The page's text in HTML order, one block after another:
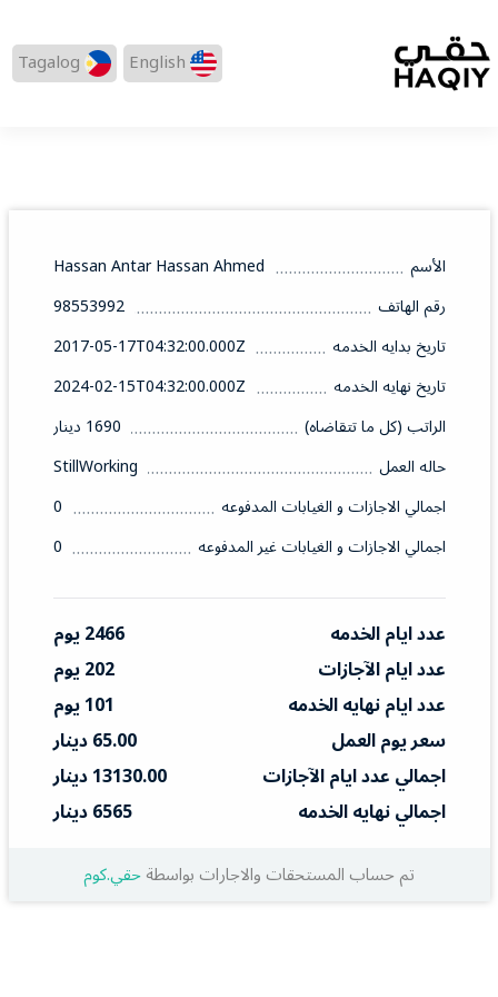
English
Tagalog
الأسم
Hassan Antar Hassan Ahmed
رقم الهاتف
98553992
تاريخ بدايه الخدمه
2017-05-17T04:32:00.000Z
تاريخ نهايه الخدمه
2024-02-15T04:32:00.000Z
الراتب (كل ما تتقاضاه)
1690 دينار
حاله العمل
StillWorking
اجمالي الاجازات و الغيابات المدفوعه
0
اجمالي الاجازات و الغيابات غير المدفوعه
0
عدد ايام الخدمه
2466 يوم
عدد ايام الآجازات
202 يوم
عدد ايام نهايه الخدمه
101 يوم
سعر يوم العمل
65.00 دينار
اجمالي عدد ايام الآجازات
13130.00 دينار
اجمالي نهايه الخدمه
6565 دينار
تم حساب المستحقات والاجارات بواسطةحقي.كوم